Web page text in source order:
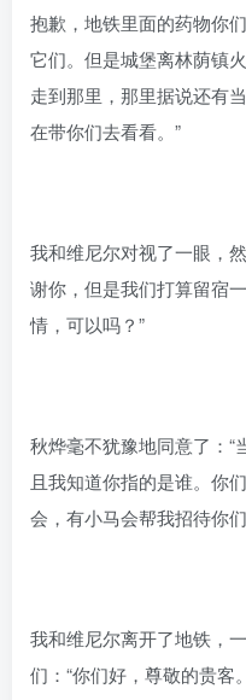
抱歉，地铁里面的药物你
它们。但是城堡离林荫镇
走到那里，那里据说还有
在带你们去看看。”
我和维尼尔对视了一眼，
谢你，但是我们打算留宿
情，可以吗？”
秋烨毫不犹豫地同意了：“
且我知道你指的是谁。你
会，有小马会帮我招待你
我和维尼尔离开了地铁，
们：“你们好，尊敬的贵